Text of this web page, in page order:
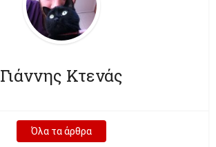
Γιάννης Κτενάς
Όλα τα άρθρα